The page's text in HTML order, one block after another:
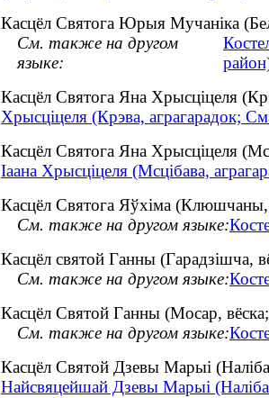
Касцёл Святога Юрыя Мучаніка
См. также на другом
языке:
Касцёл Святога Яна Хрысціцеля
Хрысціцеля (Крэва, аграгарадок;
Касцёл Святога Яна Хрысціцеля
Іаана Хрысціцеля (Мсцібава,
Касцёл Святога Яўхіма (Клюшчаны,
См. также на другом языке:
Касцёл святой Ганны (Гарадзішча,
См. также на другом языке:
Касцёл Святой Ганны (Мосар,
См. также на другом языке:
Касцёл Святой Дзевы Марыі
Найсвяцейшай Дзевы Марыі